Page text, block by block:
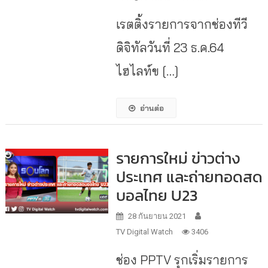
เรตติ้งรายการจากช่องทีวี
ดิจิทัลวันที่ 23 ธ.ค.64
ไฮไลท์ข […]
อ่านต่อ
รายการใหม่ ข่าวต่าง
ประเทศ และถ่ายทอดสด
บอลไทย U23
28 กันยายน 2021
TV Digital Watch
3406
ช่อง PPTV รุกเริ่มรายการ